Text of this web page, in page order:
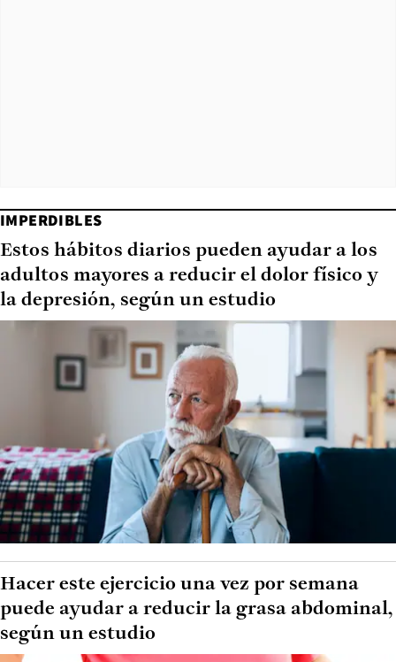
IMPERDIBLES
Estos hábitos diarios pueden ayudar a los
adultos mayores a reducir el dolor físico y
la depresión, según un estudio
Hacer este ejercicio una vez por semana
puede ayudar a reducir la grasa abdominal,
según un estudio